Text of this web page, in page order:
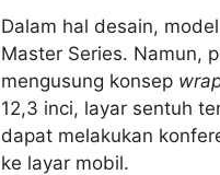
Dalam hal desain,
Master Series. Namun,
mengusung konsep
12,3 inci, layar sentuh
dapat melakukan
ke layar mobil.